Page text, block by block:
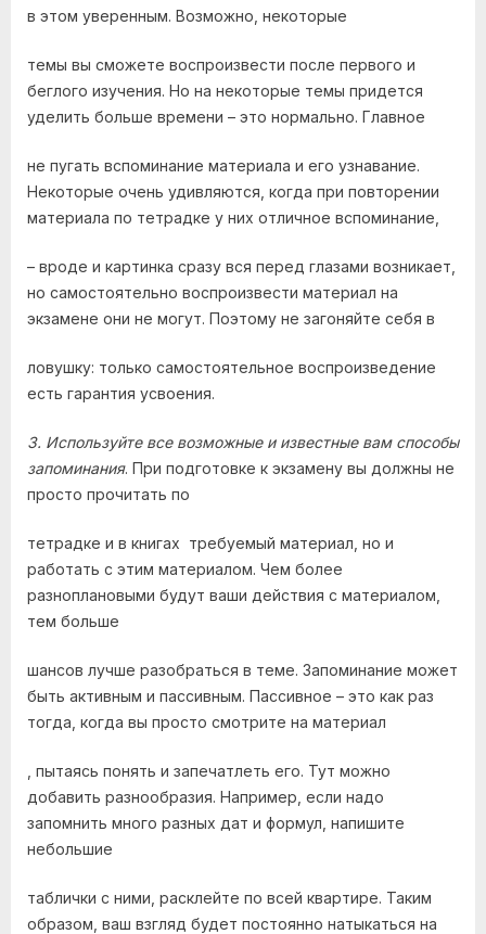
в этом уверенным. Возможно, некоторые
темы вы сможете воспроизвести после первого и
беглого изучения. Но на некоторые темы придется
уделить больше времени – это нормально. Главное
не пугать вспоминание материала и его узнавание.
Некоторые очень удивляются, когда при повторении
материала по тетрадке у них отличное вспоминание,
– вроде и картинка сразу вся перед глазами возникает,
но самостоятельно воспроизвести материал на
экзамене они не могут. Поэтому не загоняйте себя в
ловушку: только самостоятельное воспроизведение
есть гарантия усвоения.
3. Используйте все возможные и известные вам способы
запоминания. При подготовке к экзамену вы должны не
просто прочитать по
тетрадке и в книгах требуемый материал, но и
работать с этим материалом. Чем более
разноплановыми будут ваши действия с материалом,
тем больше
шансов лучше разобраться в теме. Запоминание может
быть активным и пассивным. Пассивное – это как раз
тогда, когда вы просто смотрите на материал
, пытаясь понять и запечатлеть его. Тут можно
добавить разнообразия. Например, если надо
запомнить много разных дат и формул, напишите
небольшие
таблички с ними, расклейте по всей квартире. Таким
образом, ваш взгляд будет постоянно натыкаться на